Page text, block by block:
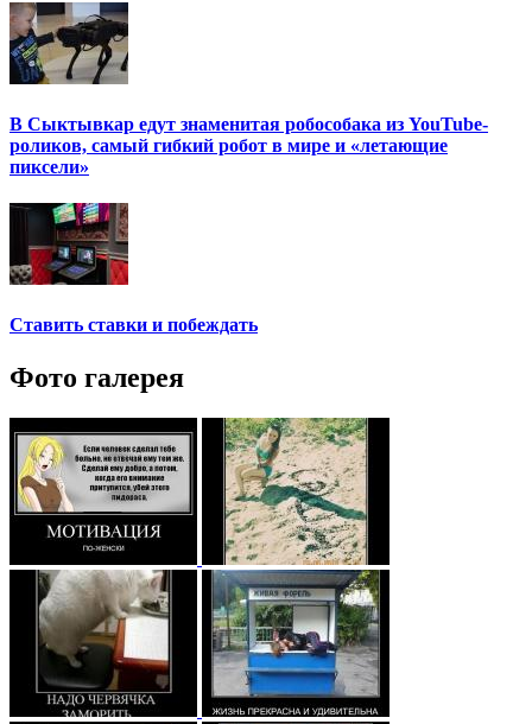
В Сыктывкар едут знаменитая робособака из YouTube-
роликов, самый гибкий робот в мире и «летающие
пиксели»
Ставить ставки и побеждать
Фото галерея